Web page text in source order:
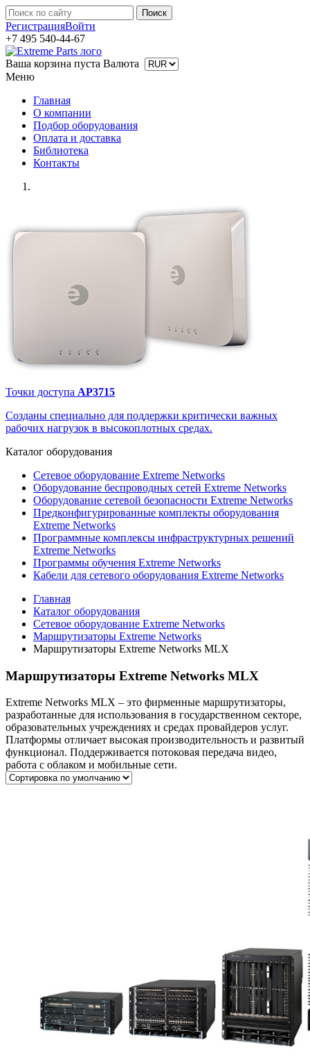
РегистрацияВойти
+7 495 540-44-67
Ваша корзина пуста Валюта
Меню
Главная
О компании
Подбор оборудования
Оплата и доставка
Библиотека
Контакты
Точки доступа AP3715
Созданы специально для поддержки критически важных
рабочих нагрузок в высокоплотных средах.
Каталог оборудования
Сетевое оборудование Extreme Networks
Оборудование беспроводных сетей Extreme Networks
Оборудование сетевой безопасности Extreme Networks
Предконфигурированные комплекты оборудования
Extreme Networks
Программные комплексы инфраструктурных решений
Extreme Networks
Программы обучения Extreme Networks
Кабели для сетевого оборудования Extreme Networks
Главная
Каталог оборудования
Сетевое оборудование Extreme Networks
Маршрутизаторы Extreme Networks
Маршрутизаторы Extreme Networks MLX
Маршрутизаторы Extreme Networks MLX
Extreme Networks MLX – это фирменные маршрутизаторы,
разработанные для использования в государственном секторе,
образовательных учреждениях и средах провайдеров услуг.
Платформы отличает высокая производительность и развитый
функционал. Поддерживается потоковая передача видео,
работа с облаком и мобильные сети.